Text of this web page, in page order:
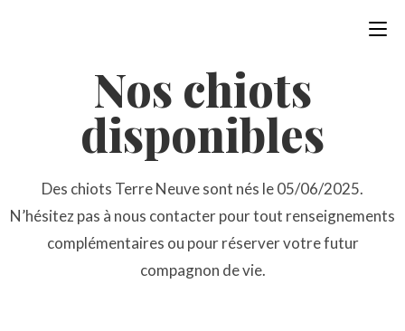
Nos chiots
disponibles
Des chiots Terre Neuve sont nés le 05/06/2025.
N’hésitez pas à nous contacter pour tout renseignements
complémentaires ou pour réserver votre futur
compagnon de vie.